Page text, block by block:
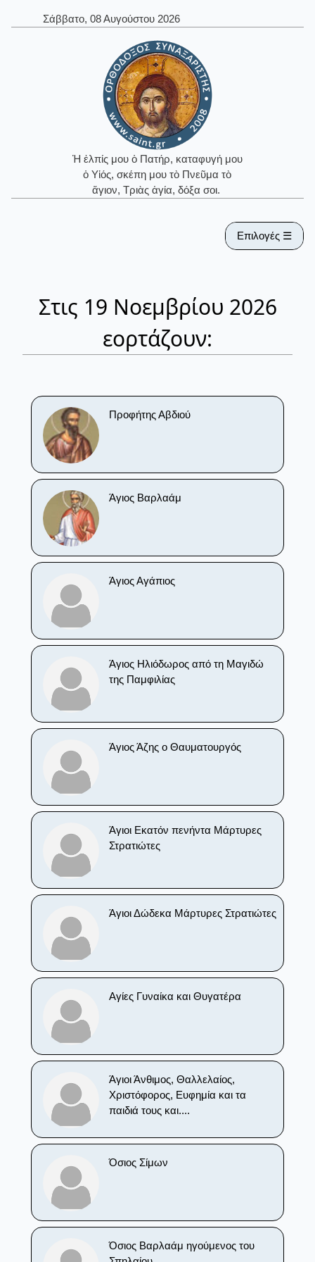
Σάββατο, 08 Αυγούστου 2026
Ἡ ἐλπίς μου ὁ Πατήρ, καταφυγή μου
ὁ Υἱός, σκέπη μου τὸ Πνεῦμα τὸ
ἅγιον, Τριὰς ἁγία, δόξα σοι.
Επιλογές ☰
Στις 19 Νοεμβρίου 2026
εορτάζουν:
Προφήτης Αβδιού
Άγιος Βαρλαάμ
Άγιος Αγάπιος
Άγιος Ηλιόδωρος από τη Μαγιδώ
της Παμφιλίας
Άγιος Άζης ο Θαυματουργός
Άγιοι Εκατόν πενήντα Μάρτυρες
Στρατιώτες
Άγιοι Δώδεκα Μάρτυρες Στρατιώτες
Αγίες Γυναίκα και Θυγατέρα
Άγιοι Άνθιμος, Θαλλελαίος,
Χριστόφορος, Ευφημία και τα
παιδιά τους και....
Όσιος Σίμων
Όσιος Βαρλαάμ ηγούμενος του